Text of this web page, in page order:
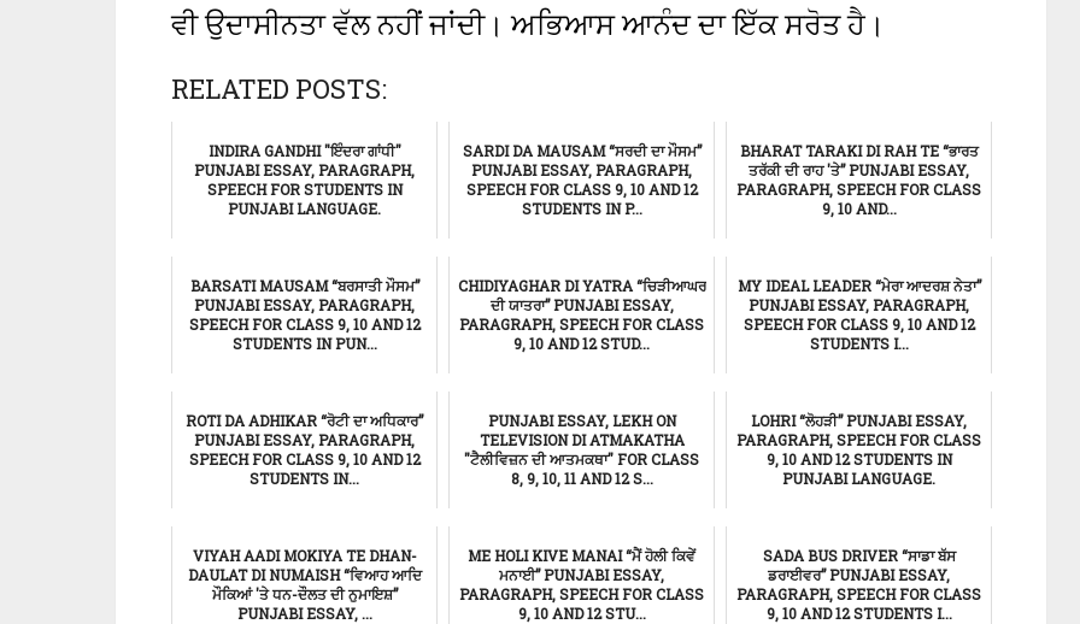
ਵੀ ਉਦਾਸੀਨਤਾ ਵੱਲ ਨਹੀਂ ਜਾਂਦੀ। ਅਭਿਆਸ ਆਨੰਦ ਦਾ ਇੱਕ ਸਰੋਤ ਹੈ।
RELATED POSTS:
INDIRA GANDHI "ਇੰਦਰਾ ਗਾਂਧੀ"
PUNJABI ESSAY, PARAGRAPH,
SPEECH FOR STUDENTS IN
PUNJABI LANGUAGE.
SARDI DA MAUSAM “ਸਰਦੀ ਦਾ ਮੌਸਮ”
PUNJABI ESSAY, PARAGRAPH,
SPEECH FOR CLASS 9, 10 AND 12
STUDENTS IN P...
BHARAT TARAKI DI RAH TE “ਭਾਰਤ
ਤਰੱਕੀ ਦੀ ਰਾਹ 'ਤੇ” PUNJABI ESSAY,
PARAGRAPH, SPEECH FOR CLASS
9, 10 AND...
BARSATI MAUSAM “ਬਰਸਾਤੀ ਮੌਸਮ”
PUNJABI ESSAY, PARAGRAPH,
SPEECH FOR CLASS 9, 10 AND 12
STUDENTS IN PUN...
CHIDIYAGHAR DI YATRA “ਚਿੜੀਆਘਰ
ਦੀ ਯਾਤਰਾ” PUNJABI ESSAY,
PARAGRAPH, SPEECH FOR CLASS
9, 10 AND 12 STUD...
MY IDEAL LEADER “ਮੇਰਾ ਆਦਰਸ਼ ਨੇਤਾ”
PUNJABI ESSAY, PARAGRAPH,
SPEECH FOR CLASS 9, 10 AND 12
STUDENTS I...
ROTI DA ADHIKAR “ਰੋਟੀ ਦਾ ਅਧਿਕਾਰ”
PUNJABI ESSAY, PARAGRAPH,
SPEECH FOR CLASS 9, 10 AND 12
STUDENTS IN...
PUNJABI ESSAY, LEKH ON
TELEVISION DI ATMAKATHA
"ਟੈਲੀਵਿਜ਼ਨ ਦੀ ਆਤਮਕਥਾ" FOR CLASS
8, 9, 10, 11 AND 12 S...
LOHRI “ਲੋਹੜੀ” PUNJABI ESSAY,
PARAGRAPH, SPEECH FOR CLASS
9, 10 AND 12 STUDENTS IN
PUNJABI LANGUAGE.
VIYAH AADI MOKIYA TE DHAN-
DAULAT DI NUMAISH “ਵਿਆਹ ਆਦਿ
ਮੌਕਿਆਂ 'ਤੇ ਧਨ-ਦੌਲਤ ਦੀ ਨੁਮਾਇਸ਼”
PUNJABI ESSAY, ...
ME HOLI KIVE MANAI “ਮੈਂ ਹੋਲੀ ਕਿਵੇਂ
ਮਨਾਈ” PUNJABI ESSAY,
PARAGRAPH, SPEECH FOR CLASS
9, 10 AND 12 STU...
SADA BUS DRIVER “ਸਾਡਾ ਬੱਸ
ਡਰਾਈਵਰ” PUNJABI ESSAY,
PARAGRAPH, SPEECH FOR CLASS
9, 10 AND 12 STUDENTS I...